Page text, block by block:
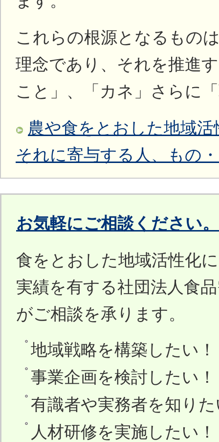
これらの根源となるもの
理念であり、それを推進
こと」、「カネ」さらに
農や食をとおした地域
それに寄与する人、もの
お気軽にご相談ください。
食をとおした地域活性化
実績を有する社団法人食
がご相談を承ります。
地域戦略を構築したい！
事業企画を検討したい！
有識者や実務者を知り
人材研修を実施したい！